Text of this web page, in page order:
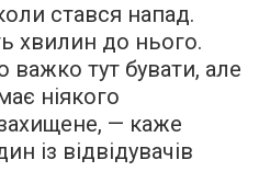
стався напад.
хвилин до нього.
важко тут бувати, але
ніякого
— каже
із відвідувачів